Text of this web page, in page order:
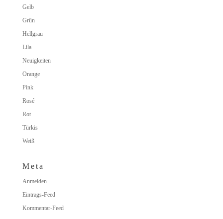
Gelb
Grün
Hellgrau
Lila
Neuigkeiten
Orange
Pink
Rosé
Rot
Türkis
Weiß
Meta
Anmelden
Eintrags-Feed
Kommentar-Feed